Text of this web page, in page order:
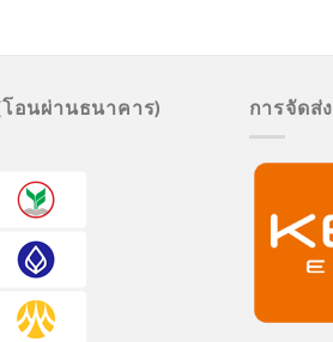
โอนผ่านธนาคาร) การจัดส่ง